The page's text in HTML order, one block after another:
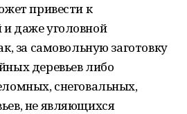
привести к
даже уголовной
за самовольную заготовку
деревьев либо
снеговальных,
не являющихся